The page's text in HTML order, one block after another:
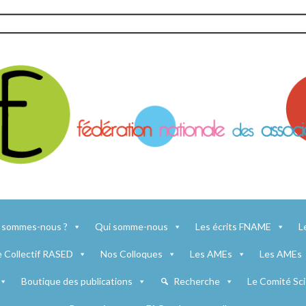
nous ? Qui somme-nous Les écrits FNAME
Collectif RASED Nos Colloques Les AMEs Les AMEs
Boutique des publications Recherche Le Comité